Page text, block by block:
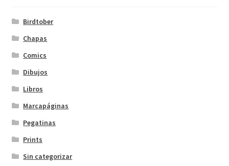
Birdtober
Chapas
Comics
Dibujos
Libros
Marcapáginas
Pegatinas
Prints
Sin categorizar